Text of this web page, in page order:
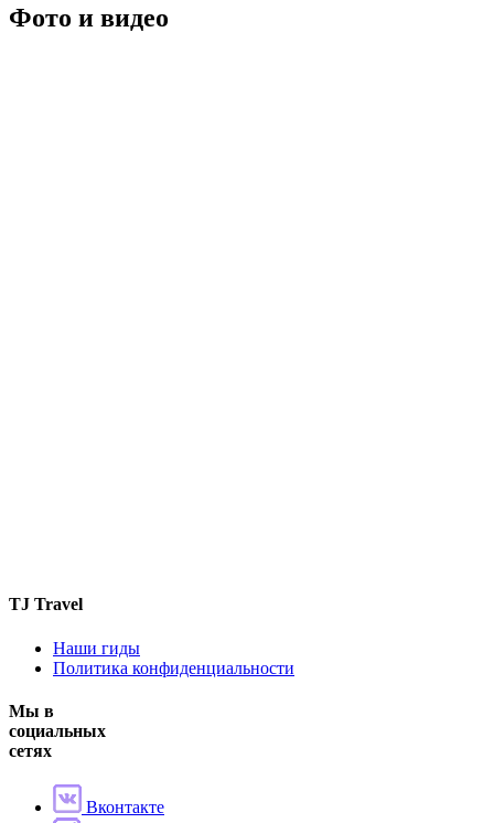
Фото и видео
TJ Travel
Наши гиды
Политика конфиденциальности
Мы в
социальных
сетях
Вконтакте